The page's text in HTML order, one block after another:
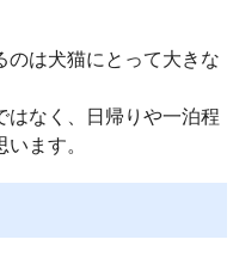
のは犬猫にとって大きな
はなく、日帰りや一泊程
ます。